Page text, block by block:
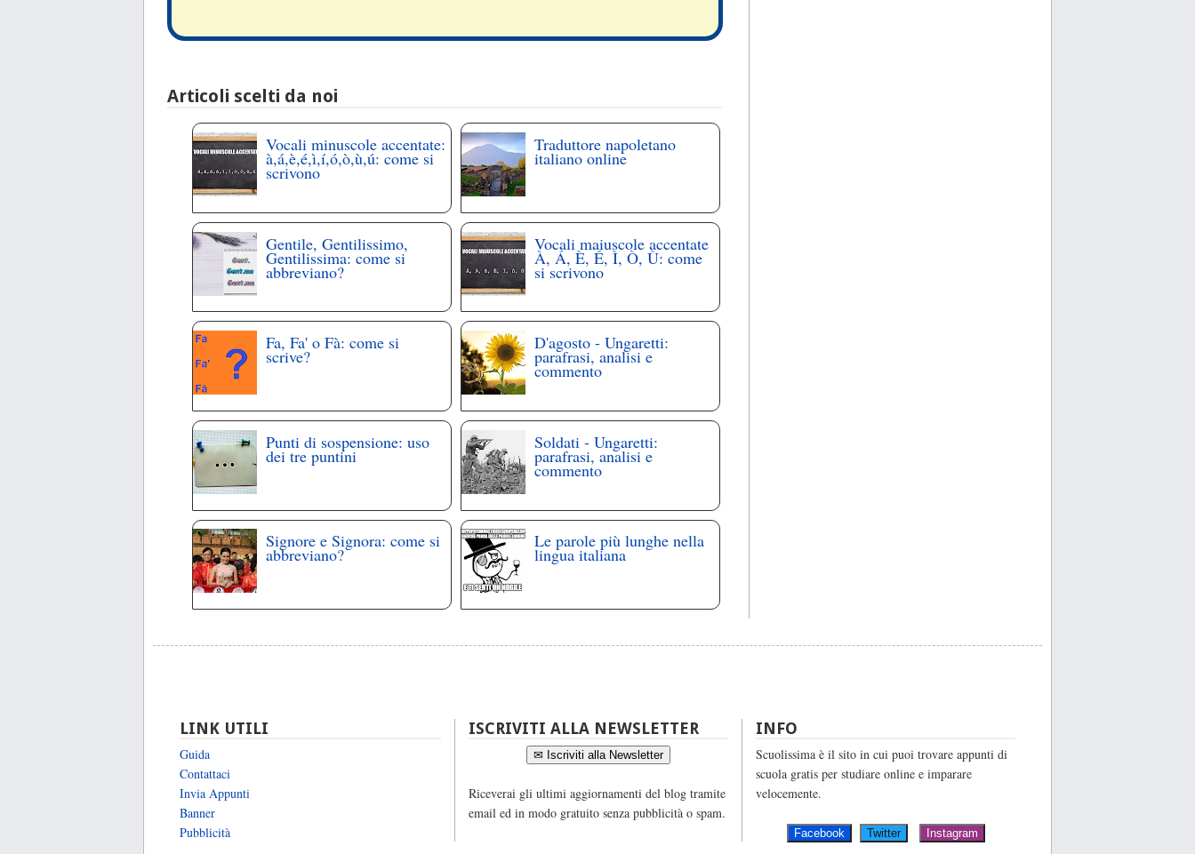
Articoli scelti da noi
Vocali minuscole accentate:
à,á,è,é,ì,í,ó,ò,ù,ú: come si
scrivono
Traduttore napoletano
italiano online
Gentile, Gentilissimo,
Gentilissima: come si
abbreviano?
Vocali maiuscole accentate
À, Á, È, É, Ì, Ò, Ù: come
si scrivono
Fa, Fa' o Fà: come si
scrive?
D'agosto - Ungaretti:
parafrasi, analisi e
commento
Punti di sospensione: uso
dei tre puntini
Soldati - Ungaretti:
parafrasi, analisi e
commento
Signore e Signora: come si
abbreviano?
Le parole più lunghe nella
lingua italiana
LINK UTILI
Guida
Contattaci
Invia Appunti
Banner
Pubblicità
ISCRIVITI ALLA NEWSLETTER
✉ Iscriviti alla Newsletter
Riceverai gli ultimi aggiornamenti del blog tramite
email ed in modo gratuito senza pubblicità o spam.
INFO
Scuolissima è il sito in cui puoi trovare appunti di
scuola gratis per studiare online e imparare
velocemente.